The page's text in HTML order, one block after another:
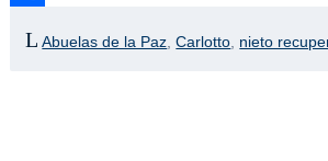
Abuelas de la Paz ,Carlotto nieto